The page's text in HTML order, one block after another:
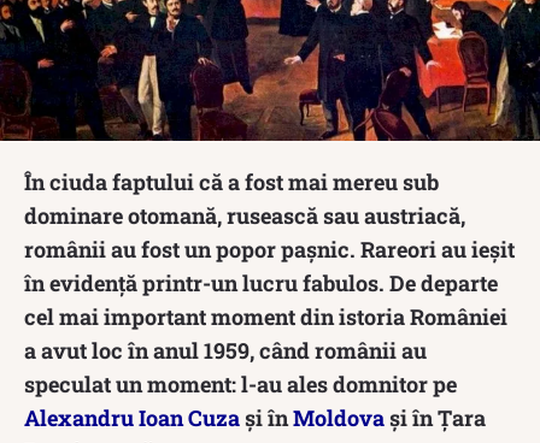
În ciuda faptului că a fost mai mereu sub
dominare otomană, rusească sau austriacă,
românii au fost un popor pașnic. Rareori au ieșit
în evidență printr-un lucru fabulos. De departe
cel mai important moment din istoria României
a avut loc în anul 1959, când românii au
speculat un moment: l-au ales domnitor pe
Alexandru Ioan Cuzași înMoldovași în Țara